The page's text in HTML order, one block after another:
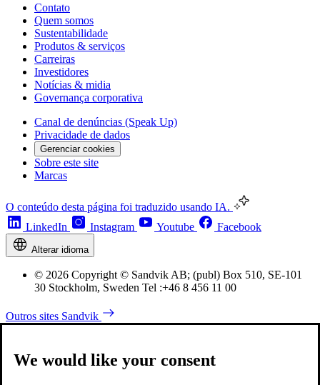
Contato
Quem somos
Sustentabilidade
Produtos & serviços
Carreiras
Investidores
Notícias & midia
Governança corporativa
Canal de denúncias (Speak Up)
Privacidade de dados
Gerenciar cookies
Sobre este site
Marcas
O conteúdo desta página foi traduzido usando IA.
LinkedIn
Instagram Youtube Facebook
Alterar idioma
© 2026 Copyright © Sandvik AB; (publ) Box 510, SE-101
30 Stockholm, Sweden Tel :+46 8 456 11 00
Outros sites Sandvik
We would like your consent